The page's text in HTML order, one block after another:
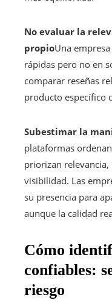
No evaluar la
propioUna
rápidas pero no en
comparar reseñas
producto específico
Subestimar la
plataformas
priorizan
visibilidad. Las
su presencia para
aunque la calidad
Cómo
confiables:
riesgo